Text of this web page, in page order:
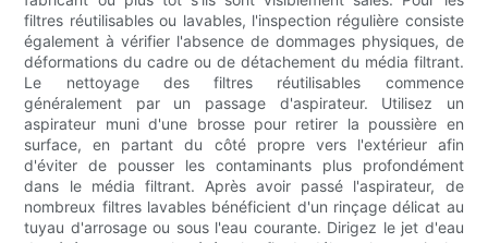
filtres réutilisables ou lavables, l'inspection régulière consiste
également à vérifier l'absence de dommages physiques, de
déformations du cadre ou de détachement du média filtrant.
Le nettoyage des filtres réutilisables commence
généralement par un passage d'aspirateur. Utilisez un
aspirateur muni d'une brosse pour retirer la poussière en
surface, en partant du côté propre vers l'extérieur afin
d'éviter de pousser les contaminants plus profondément
dans le média filtrant. Après avoir passé l'aspirateur, de
nombreux filtres lavables bénéficient d'un rinçage délicat au
tuyau d'arrosage ou sous l'eau courante. Dirigez le jet d'eau